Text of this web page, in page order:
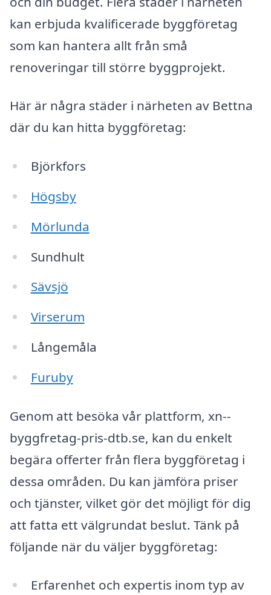
kan erbjuda kvalificerade byggföretag
som kan hantera allt från små
renoveringar till större byggprojekt.
Här är några städer i närheten av Bettna
där du kan hitta byggföretag:
Björkfors
Högsby
Mörlunda
Sundhult
Sävsjö
Virserum
Långemåla
Furuby
Genom att besöka vår plattform, xn--
byggfretag-pris-dtb.se, kan du enkelt
begära offerter från flera byggföretag i
dessa områden. Du kan jämföra priser
och tjänster, vilket gör det möjligt för dig
att fatta ett välgrundat beslut. Tänk på
följande när du väljer byggföretag:
Erfarenhet och expertis inom typ av